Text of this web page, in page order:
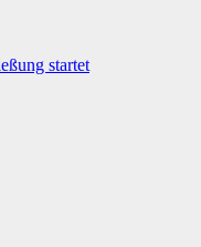
startet